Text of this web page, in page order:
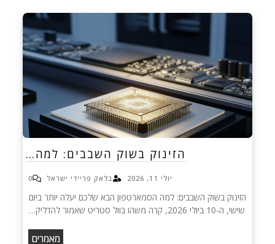
הזינוק בשוק השבבים: למה…
יולי 11, 2026 בלאק פריידי ישראל 0
הזינוק בשוק השבבים: למה הסמארטפון הבא שלכם יעלה יותר ביום
שישי, ה-10 ביולי 2026, קרה משהו בוול סטריט שאמור להדליק…
מאמרים